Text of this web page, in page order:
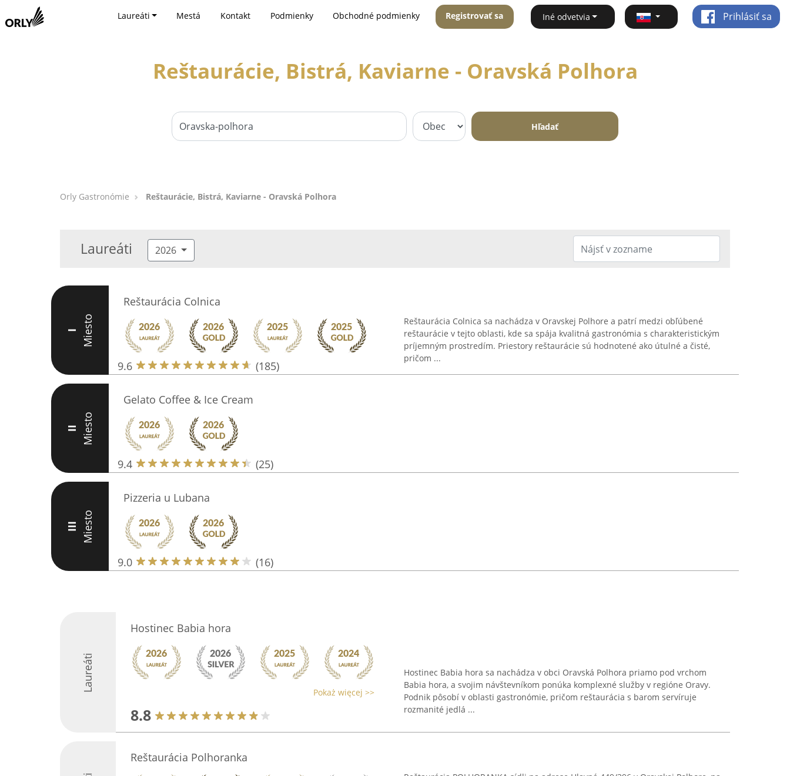
Laureáti Mestá Kontakt Podmienky Obchodné podmienky Registrovať sa Iné odvetvia Prihlásiť sa
Reštaurácie, Bistrá, Kaviarne - Oravská Polhora
Hľadať
Orly Gastronómie Reštaurácie, Bistrá, Kaviarne - Oravská Polhora
Laureáti 2026
I Miesto
Reštaurácia Colnica
9.6 (185)
Reštaurácia Colnica sa nachádza v Oravskej Polhore a patrí medzi obľúbené
reštaurácie v tejto oblasti, kde sa spája kvalitná gastronómia s charakteristickým
príjemným prostredím. Priestory reštaurácie sú hodnotené ako útulné a čisté,
pričom ...
II Miesto
Gelato Coffee & Ice Cream
9.4 (25)
III Miesto
Pizzeria u Lubana
9.0 (16)
Laureáti
Hostinec Babia hora
Pokaż więcej >>
8.8
Hostinec Babia hora sa nachádza v obci Oravská Polhora priamo pod vrchom
Babia hora, a svojim návštevníkom ponúka komplexné služby v regióne Oravy.
Podnik pôsobí v oblasti gastronómie, pričom reštaurácia s barom servíruje
rozmanité jedlá ...
Reštaurácia Polhoranka